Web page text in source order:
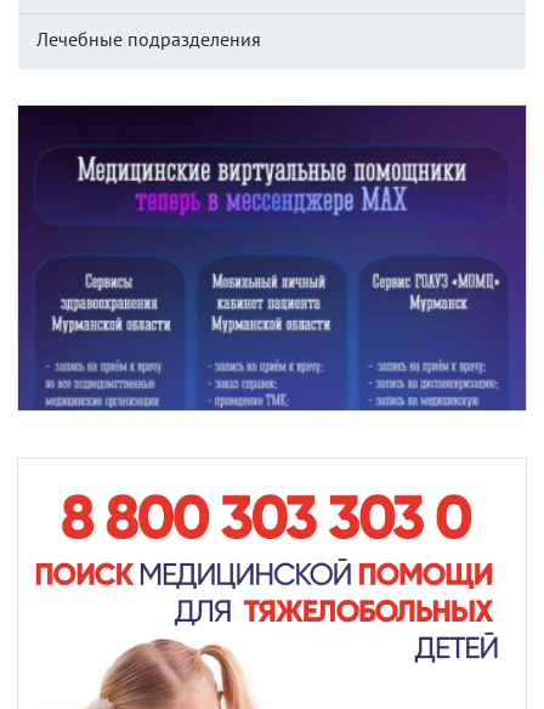
Лечебные подразделения